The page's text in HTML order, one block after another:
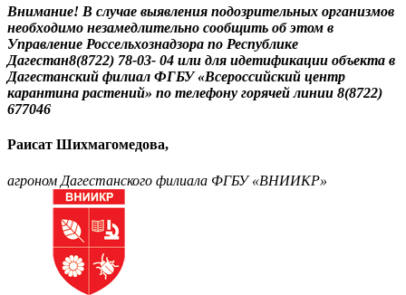
Внимание! В случае выявления по­дозрительных организмов
необхо­димо незамедлительно сообщить об этом в
Управление Россельхознадзора по Республике
Дагестан8(8722) 78-03- 04 или для идетификации объекта в
Дагестанский филиал ФГБУ «Всерос­сийский центр
карантина растений» по телефону горячей линии 8(8722)
677046
Раисат Шихмагомедова,
агроном Дагестанского филиала ФГБУ «ВНИИКР»